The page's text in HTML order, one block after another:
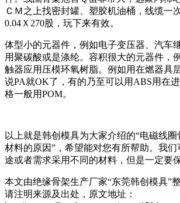
ＣＭ之上找密封罐、塑胶机油桶，线缆一
0.04Ｘ270股，玩下来有效。
体型小的元器件，例如电子变压器、汽车
用聚碳酸或是涤纶。容积很大的元器件，
触器应用压模环氧树脂。例如用在燃器具
说PA就OK了，有的乃至可以用ABS用在
格一般用POM。
以上就是韩创模具为大家介绍的“电磁线
材料的原因”，希望能对您有所帮助。我们
途或者需求采用不同的材料，但是一定要
本文由绝缘骨架生产厂家“东莞韩创模具”
请注明来源及出处，原文地址：